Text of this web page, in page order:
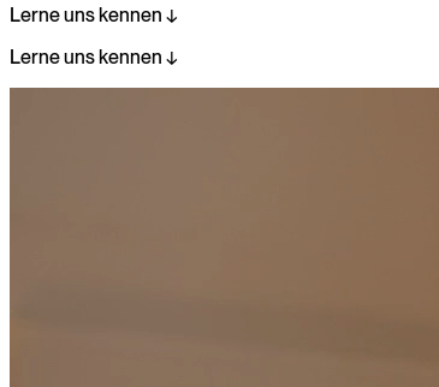
Lerne uns kennen ↓
Lerneunskennen ↓